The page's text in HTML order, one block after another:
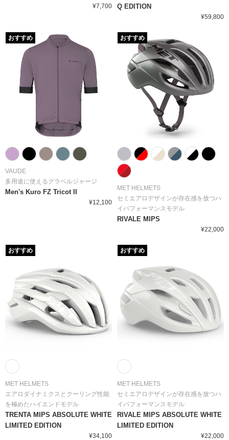
¥7,700
Q EDITION
¥59,800
VAUDE
多用途に使えるグラベルジャージ
Men's Kuro FZ Tricot II
¥12,100
おすすめ
MET HELMETS
セミエアロデザインが存在感を放つハ
イパフォーマンスモデル
RIVALE MIPS
¥22,000
おすすめ
MET HELMETS
エアロダイナミクスとクーリング性能
を極めたハイエンドモデル
TRENTA MIPS ABSOLUTE WHITE
LIMITED EDITION
¥34,100
おすすめ
MET HELMETS
セミエアロデザインが存在感を放つハ
イパフォーマンスモデル
RIVALE MIPS ABSOLUTE WHITE
LIMITED EDITION
¥22,000
おすすめ